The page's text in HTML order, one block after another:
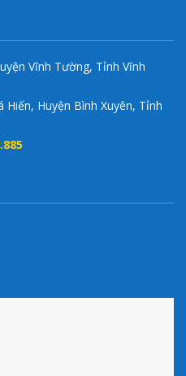
Vĩnh Tường, Tỉnh Vĩnh
Hiến, Huyện Bình Xuyên, Tỉnh